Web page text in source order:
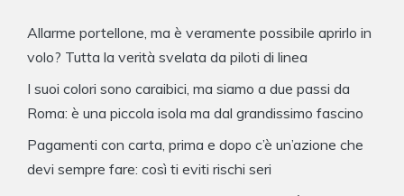
Allarme portellone, ma è veramente possibile aprirlo in
volo? Tutta la verità svelata da piloti di linea
I suoi colori sono caraibici, ma siamo a due passi da
Roma: è una piccola isola ma dal grandissimo fascino
Pagamenti con carta, prima e dopo c’è un’azione che
devi sempre fare: così ti eviti rischi seri